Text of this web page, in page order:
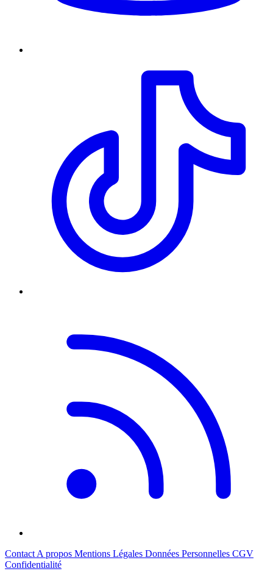
Contact A propos Mentions Légales Données Personnelles CGV
Confidentialité